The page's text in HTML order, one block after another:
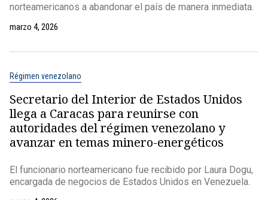
norteamericanos a abandonar el país de manera inmediata.
marzo 4, 2026
Régimen venezolano
Secretario del Interior de Estados Unidos
llega a Caracas para reunirse con
autoridades del régimen venezolano y
avanzar en temas minero-energéticos
El funcionario norteamericano fue recibido por Laura Dogu,
encargada de negocios de Estados Unidos en Venezuela.